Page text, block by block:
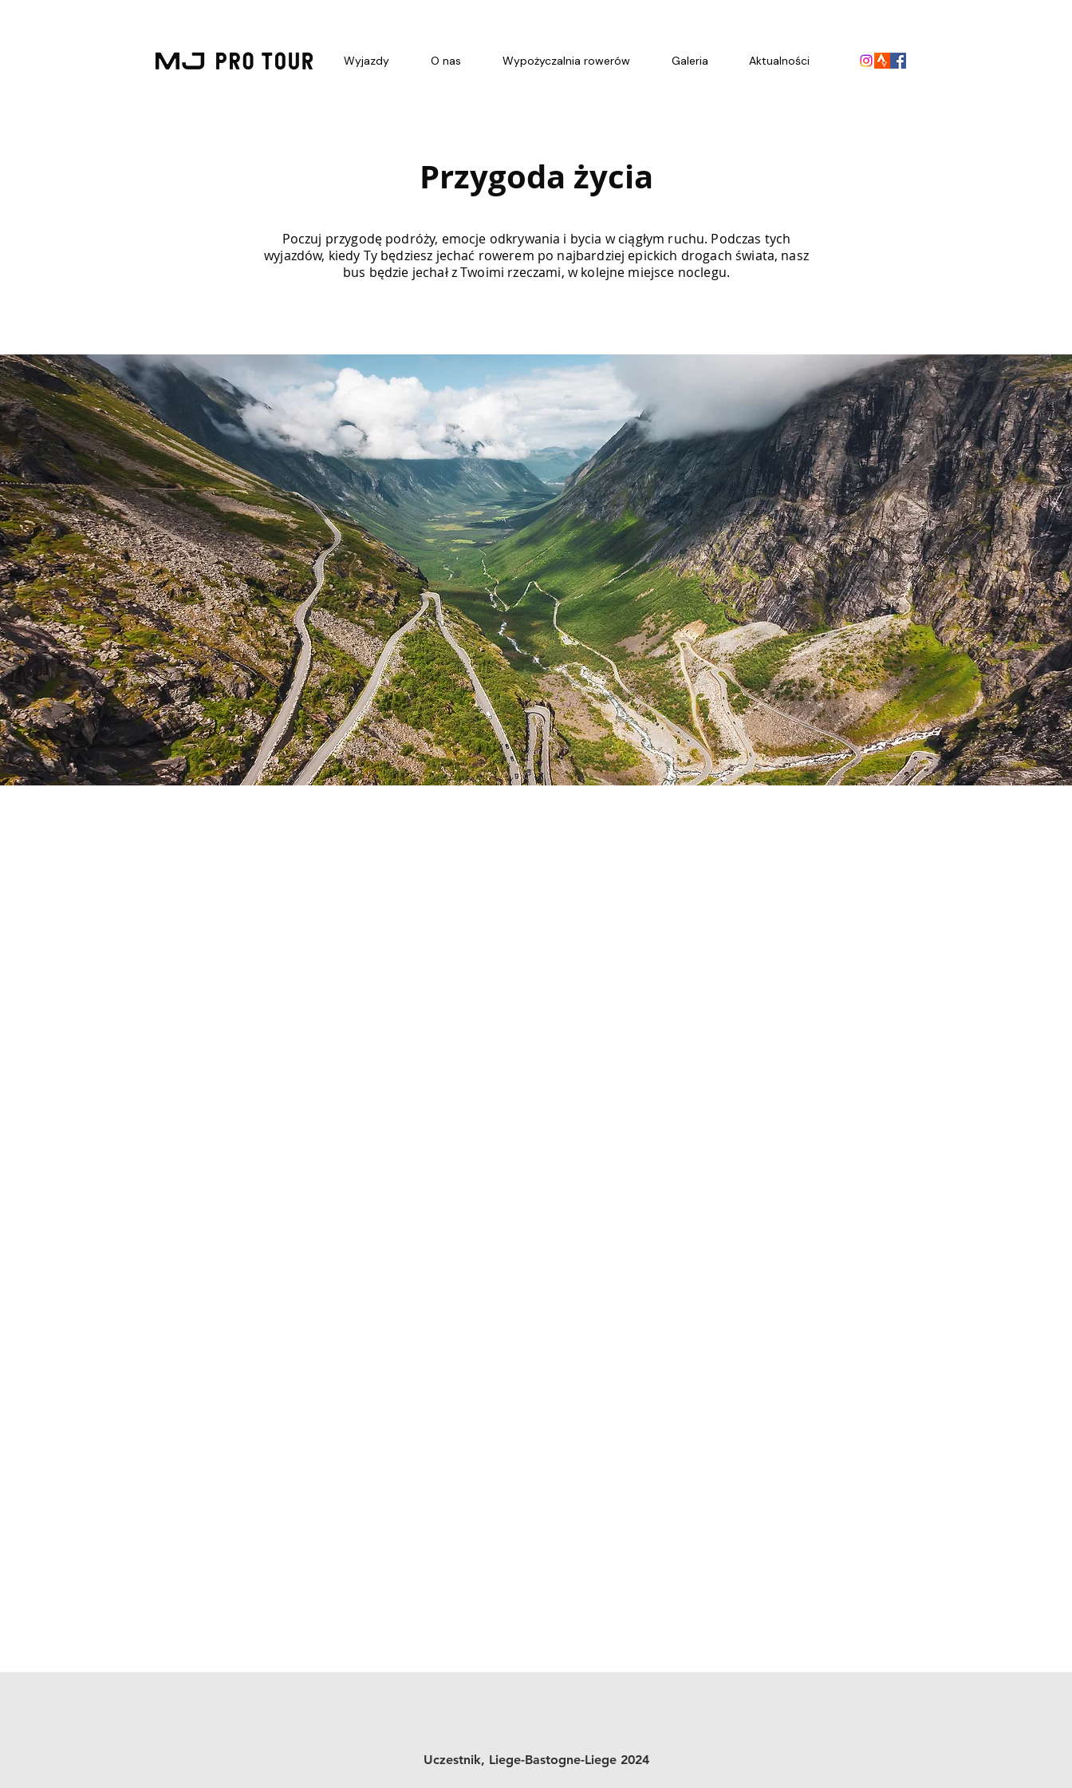
Wyjazdy O nas Wypożyczalnia rowerów Galeria Aktualności
Przygoda życia
Poczuj przygodę podróży, emocje odkrywania i bycia w ciągłym ruchu. Podczas tych
wyjazdów, kiedy Ty będziesz jechać rowerem po najbardziej epickich drogach świata, nasz
bus będzie jechał z Twoimi rzeczami, w kolejne miejsce noclegu.
Uczestnik, Liege-Bastogne-Liege 2024